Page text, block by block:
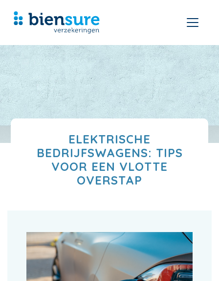
ELEKTRISCHE
BEDRIJFSWAGENS: TIPS
VOOR EEN VLOTTE
OVERSTAP